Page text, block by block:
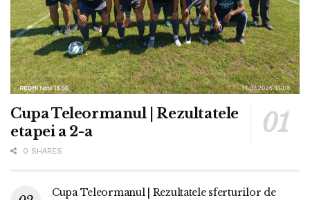
Cupa Teleormanul | Rezultatele
etapei a 2-a
0 SHARES
Cupa Teleormanul | Rezultatele sferturilor de